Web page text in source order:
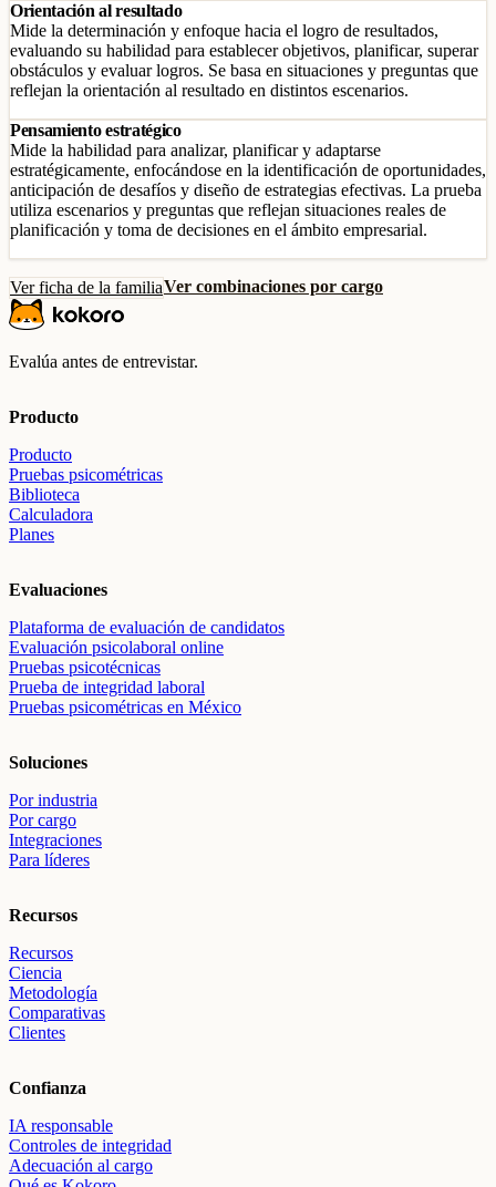
Orientación al resultado
Mide la determinación y enfoque hacia el logro de resultados,
evaluando su habilidad para establecer objetivos, planificar, superar
obstáculos y evaluar logros. Se basa en situaciones y preguntas que
reflejan la orientación al resultado en distintos escenarios.
Pensamiento estratégico
Mide la habilidad para analizar, planificar y adaptarse
estratégicamente, enfocándose en la identificación de oportunidades,
anticipación de desafíos y diseño de estrategias efectivas. La prueba
utiliza escenarios y preguntas que reflejan situaciones reales de
planificación y toma de decisiones en el ámbito empresarial.
Ver ficha de la familiaVer combinaciones por cargo
Evalúa antes de entrevistar.
Producto
Producto
Pruebas psicométricas
Biblioteca
Calculadora
Planes
Evaluaciones
Plataforma de evaluación de candidatos
Evaluación psicolaboral online
Pruebas psicotécnicas
Prueba de integridad laboral
Pruebas psicométricas en México
Soluciones
Por industria
Por cargo
Integraciones
Para líderes
Recursos
Recursos
Ciencia
Metodología
Comparativas
Clientes
Confianza
IA responsable
Controles de integridad
Adecuación al cargo